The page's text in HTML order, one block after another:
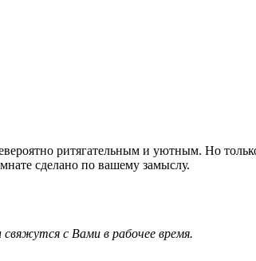
ритягательным и уютным. Но
сделано по вашему замыслу.
с Вами в рабочее время.